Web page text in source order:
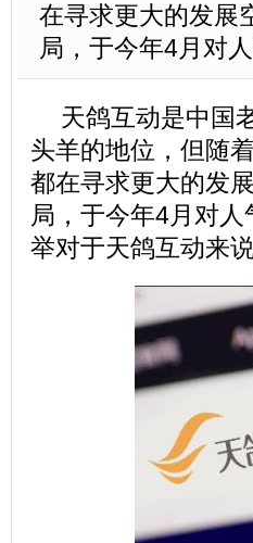
在寻求更大的发展
局，于今年4月对
天鸽互动是中国
头羊的地位，但随
都在寻求更大的发
局，于今年4月对
举对于天鸽互动来